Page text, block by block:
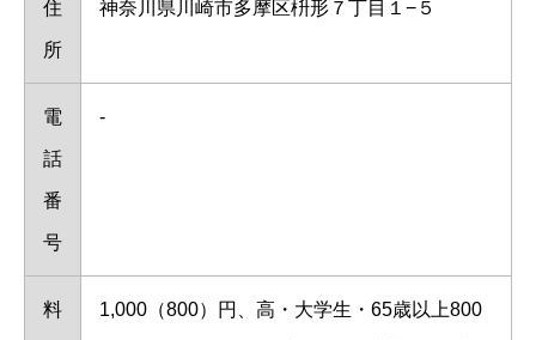
住
所
神奈川県川崎市多摩区枡形７丁目１−５
電
話
番
号
-
料 1,000（800）円、高・大学生・65歳以上800